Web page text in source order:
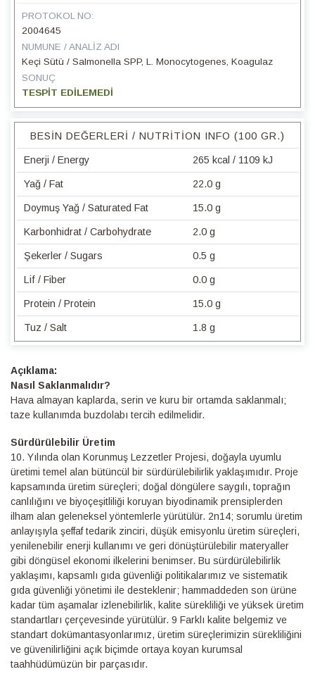
PROTOKOL NO:
2004645
NUMUNE / ANALIZ ADI
Keçi Sütü / Salmonella SPP, L. Monocytogenes, Koagulaz
SONUÇ
TESPİT EDİLEMEDİ
BESIN DEĞERLERI / NUTRITION INFO (100 GR.)
Enerji / Energy 265 kcal / 1109 kJ
Yağ / Fat 22.0 g
Doymuş Yağ / Saturated Fat 15.0 g
Karbonhidrat / Carbohydrate 2.0 g
Şekerler / Sugars 0.5 g
Lif / Fiber 0.0 g
Protein / Protein 15.0 g
Tuz / Salt 1.8 g
Detaylı
Bilgi
Nasıl Saklanmalıdır?
Hava almayan kaplarda, serin ve kuru bir ortamda saklanmalı;
taze kullanımda buzdolabı tercih edilmelidir.
Sürdürülebilir Üretim
10.⁠ ⁠Yılında olan Korunmuş Lezzetler Projesi, doğayla uyumlu
üretimi temel alan bütüncül bir sürdürülebilirlik yaklaşımıdır. Proje
kapsamında üretim süreçleri; doğal döngülere saygılı, toprağın
canlılığını ve biyoçeşitliliği koruyan biyodinamik prensiplerden
ilham alan geleneksel yöntemlerle yürütülür. 2n14; sorumlu üretim
anlayışıyla şeffaf tedarik zinciri, düşük emisyonlu üretim süreçleri,
yenilenebilir enerji kullanımı ve geri dönüştürülebilir materyaller
gibi döngüsel ekonomi ilkelerini benimser. Bu sürdürülebilirlik
yaklaşımı, kapsamlı gıda güvenliği politikalarımız ve sistematik
gıda güvenliği yönetimi ile desteklenir; hammaddeden son ürüne
kadar tüm aşamalar izlenebilirlik, kalite sürekliliği ve yüksek üretim
standartları çerçevesinde yürütülür. 9 Farklı kalite belgemiz ve
standart dokümantasyonlarımız, üretim süreçlerimizin sürekliliğini
ve güvenilirliğini açık biçimde ortaya koyan kurumsal
taahhüdümüzün bir parçasıdır.